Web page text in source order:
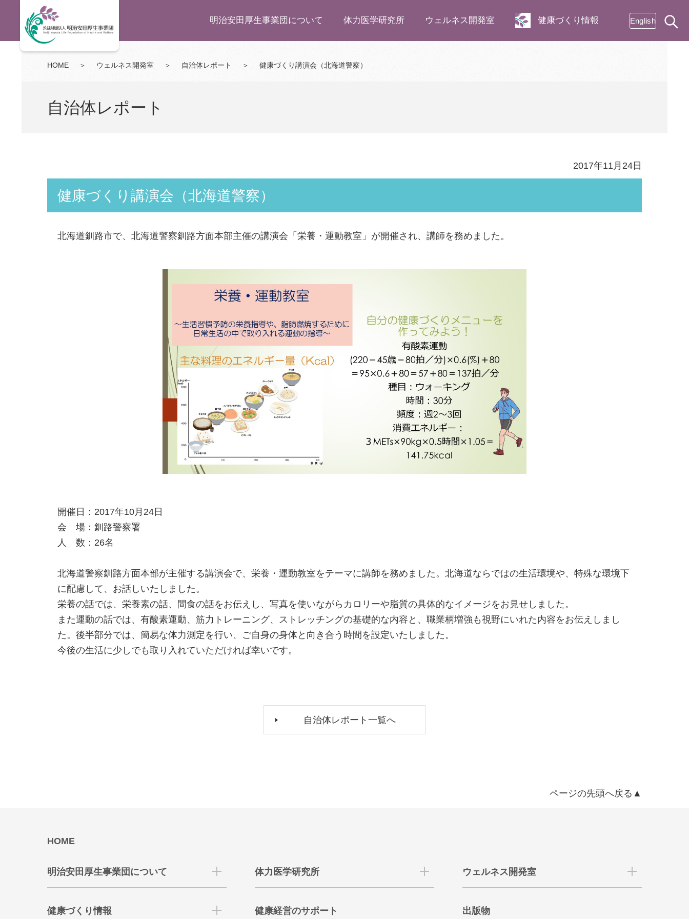
明治安田厚生事業団について 体力医学研究所 ウェルネス開発室 健康づくり情報 English
HOME ＞ ウェルネス開発室 ＞ 自治体レポート ＞ 健康づくり講演会（北海道警察）
自治体レポート
2017年11月24日
健康づくり講演会（北海道警察）
北海道釧路市で、北海道警察釧路方面本部主催の講演会「栄養・運動教室」が開催され、講師を務めました。
開催日：2017年10月24日
会 場：釧路警察署
人 数：26名
北海道警察釧路方面本部が主催する講演会で、栄養・運動教室をテーマに講師を務めました。北海道ならではの生活環境や、特殊な環境下
に配慮して、お話しいたしました。
栄養の話では、栄養素の話、間食の話をお伝えし、写真を使いながらカロリーや脂質の具体的なイメージをお見せしました。
また運動の話では、有酸素運動、筋力トレーニング、ストレッチングの基礎的な内容と、職業柄増強も視野にいれた内容をお伝えしまし
た。後半部分では、簡易な体力測定を行い、ご自身の身体と向き合う時間を設定いたしました。
今後の生活に少しでも取り入れていただければ幸いです。
自治体レポート一覧へ
ページの先頭へ戻る▲
HOME
明治安田厚生事業団について 体力医学研究所 ウェルネス開発室
健康づくり情報 健康経営のサポート 出版物